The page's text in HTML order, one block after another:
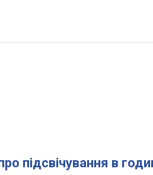
підсвічування в